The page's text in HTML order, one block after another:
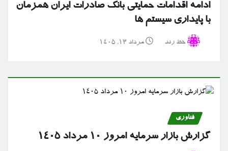
ادامه اقدامات حمایتی بانک صادرات ایران همزمان
با پایداری سیستم ها
خط رند مرداد ۱۳, ۱۴۰۵
فناوری
گزارش بازار سرمایه امروز ۱۰ مرداد ۱۴۰۵